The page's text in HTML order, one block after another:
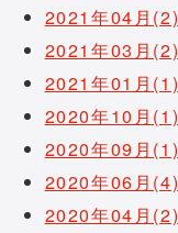
2021年04月(2)
2021年03月(2)
2021年01月(1)
2020年10月(1)
2020年09月(1)
2020年06月(4)
2020年04月(2)